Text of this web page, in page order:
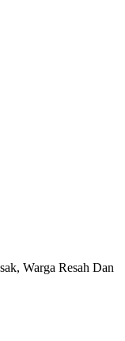
Warga Resah Dan